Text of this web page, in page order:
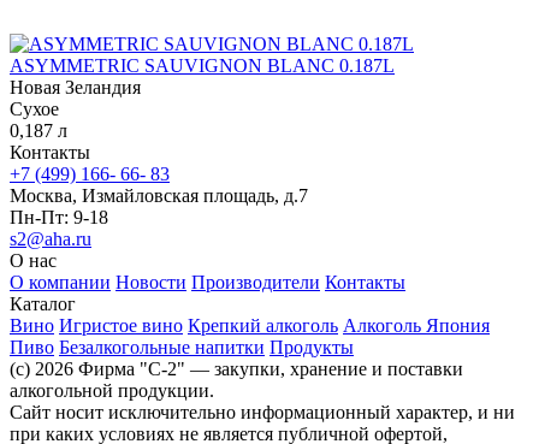
ASYMMETRIC SAUVIGNON BLANC 0.187L
Новая Зеландия
Сухое
0,187 л
Контакты
+7 (499) 166- 66- 83
Москва, Измайловская площадь, д.7
Пн-Пт: 9-18
s2@aha.ru
О нас
О компании Новости Производители Контакты
Каталог
Вино Игристое вино Крепкий алкоголь Алкоголь Япония
Пиво Безалкогольные напитки Продукты
(c) 2026 Фирма "С-2" — закупки, хранение и поставки
алкогольной продукции.
Сайт носит исключительно информационный характер, и ни
при каких условиях не является публичной офертой,